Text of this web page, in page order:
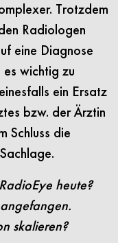
Trotzdem
Radiologen
eine Diagnose
wichtig zu
ein Ersatz
bzw. der Ärztin
Schluss die
heute?
skalieren?